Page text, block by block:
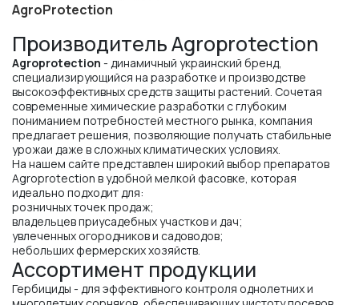
AgroProtection
Производитель Agroprotection
Agroprotection - динамичный украинский бренд,
специализирующийся на разработке и производстве
высокоэффективных средств защиты растений. Сочетая
современные химические разработки с глубоким
пониманием потребностей местного рынка, компания
предлагает решения, позволяющие получать стабильные
урожаи даже в сложных климатических условиях.
На нашем сайте представлен широкий выбор препаратов
Agroprotection в удобной мелкой фасовке, которая
идеально подходит для:
розничных точек продаж;
владельцев приусадебных участков и дач;
увлеченных огородников и садоводов;
небольших фермерских хозяйств.
Ассортимент продукции
Гербициды - для эффективного контроля однолетних и